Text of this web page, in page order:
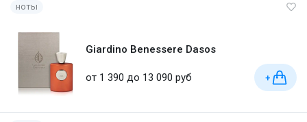
ноты
Giardino Benessere Dasos
от 1 390 до 13 090 руб +